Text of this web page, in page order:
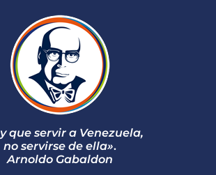
que servir a Venezuela,
no servirse de ella».
Arnoldo Gabaldon